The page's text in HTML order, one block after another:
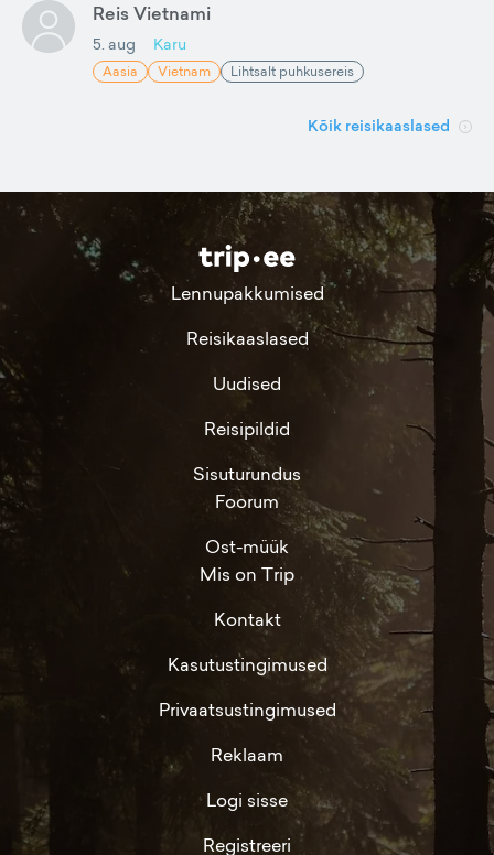
Reis Vietnami
5. aug Karu
Aasia Vietnam Lihtsalt puhkusereis
Kõik reisikaaslased
Lennupakkumised
Reisikaaslased
Uudised
Reisipildid
Sisuturundus
Foorum
Ost-müük
Mis on Trip
Kontakt
Kasutustingimused
Privaatsustingimused
Reklaam
Logi sisse
Registreeri